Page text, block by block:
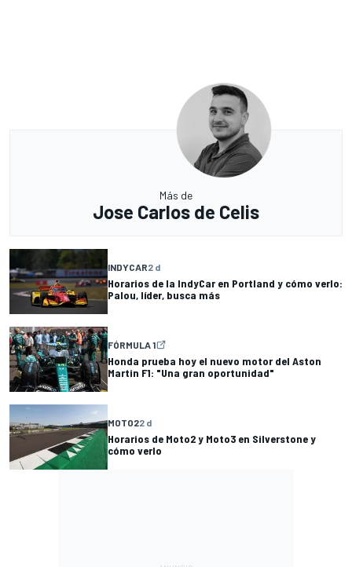
Más de
Jose Carlos de Celis
INDYCAR2 d
Horarios de la IndyCar en Portland y cómo verlo:
Palou, líder, busca más
FÓRMULA 1
Honda prueba hoy el nuevo motor del Aston
Martin F1: "Una gran oportunidad"
MOTO22 d
Horarios de Moto2 y Moto3 en Silverstone y
cómo verlo